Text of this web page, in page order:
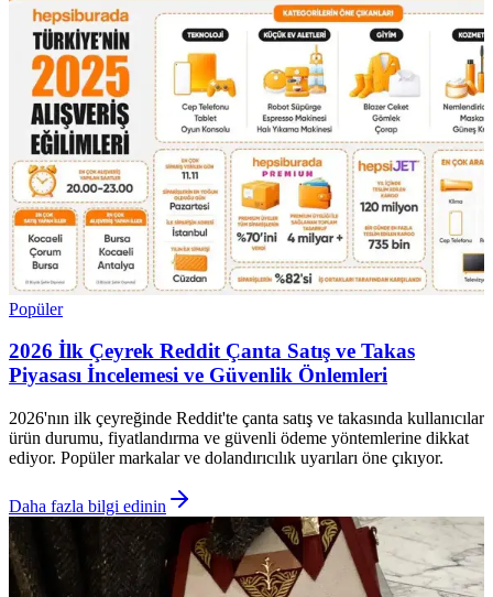
Popüler
2026 İlk Çeyrek Reddit Çanta Satış ve Takas
Piyasası İncelemesi ve Güvenlik Önlemleri
2026'nın ilk çeyreğinde Reddit'te çanta satış ve takasında kullanıcılar
ürün durumu, fiyatlandırma ve güvenli ödeme yöntemlerine dikkat
ediyor. Popüler markalar ve dolandırıcılık uyarıları öne çıkıyor.
Daha fazla bilgi edinin